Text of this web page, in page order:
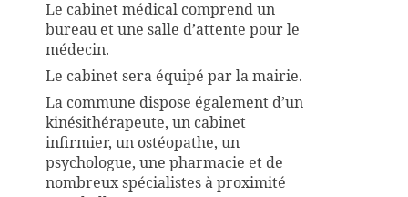
Le cabinet médical comprend un
bureau et une salle d’attente pour le
médecin.
Le cabinet sera équipé par la mairie.
La commune dispose également d’un
kinésithérapeute, un cabinet
infirmier, un ostéopathe, un
psychologue, une pharmacie et de
nombreux spécialistes à proximité